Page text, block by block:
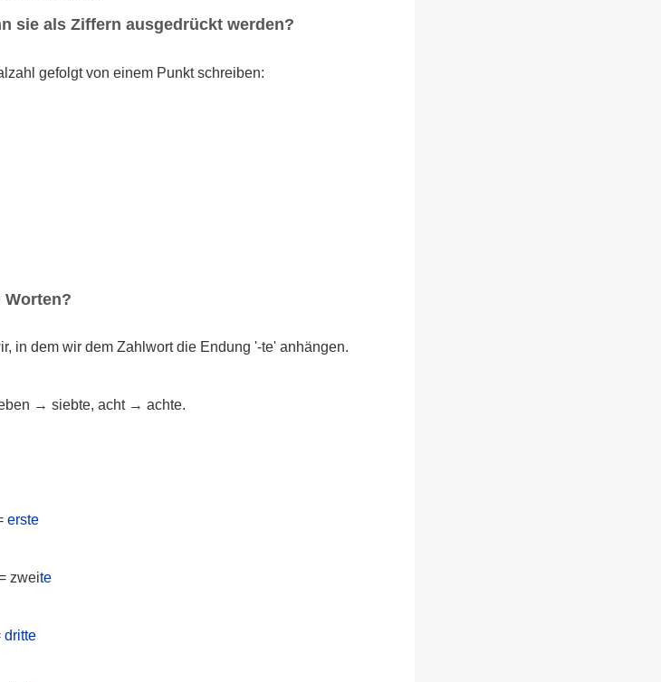
sie als Ziffern ausgedrückt werden?
gefolgt von einem Punkt schreiben:
Worten?
in dem wir dem Zahlwort die Endung '-te' anhängen.
→ siebte, acht → achte.
erste
zweite
dritte